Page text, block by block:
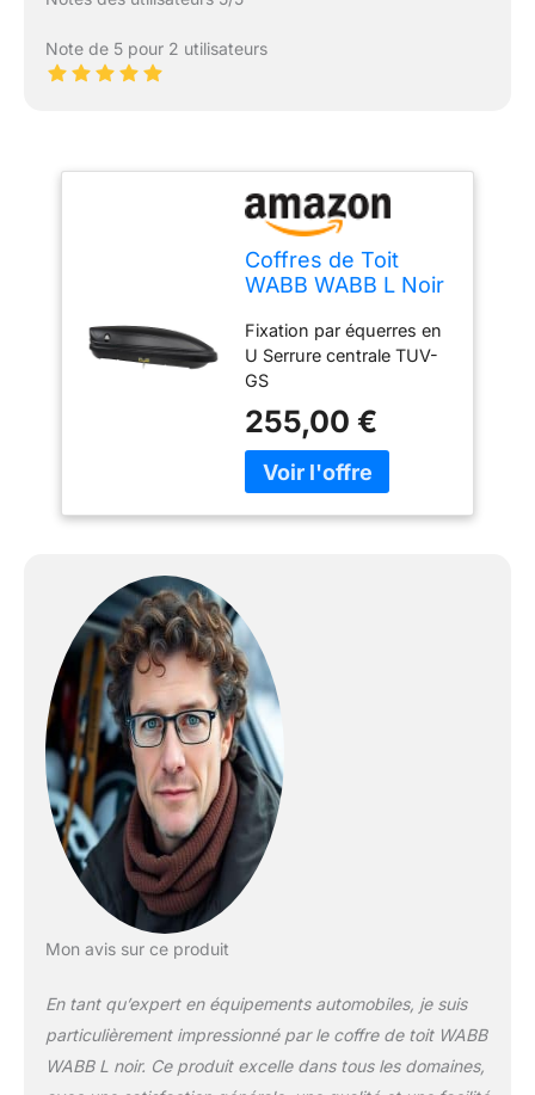
Note de 5 pour 2 utilisateurs
Coffres de Toit
WABB WABB L Noir
Fixation par équerres en
U Serrure centrale TUV-
GS
255,00 €
Mon avis sur ce produit
En tant qu’expert en équipements automobiles, je suis
particulièrement impressionné par le coffre de toit WABB
WABB L noir. Ce produit excelle dans tous les domaines,